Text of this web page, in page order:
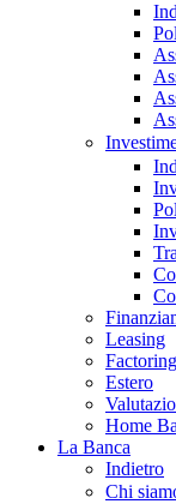
Leasing
Factoring
Estero
Home
La Banca
Indietro
Chi